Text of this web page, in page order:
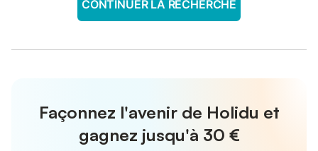
CONTINUER LA RECHERCHE
Façonnez l'avenir de Holidu et
gagnez jusqu'à 30 €